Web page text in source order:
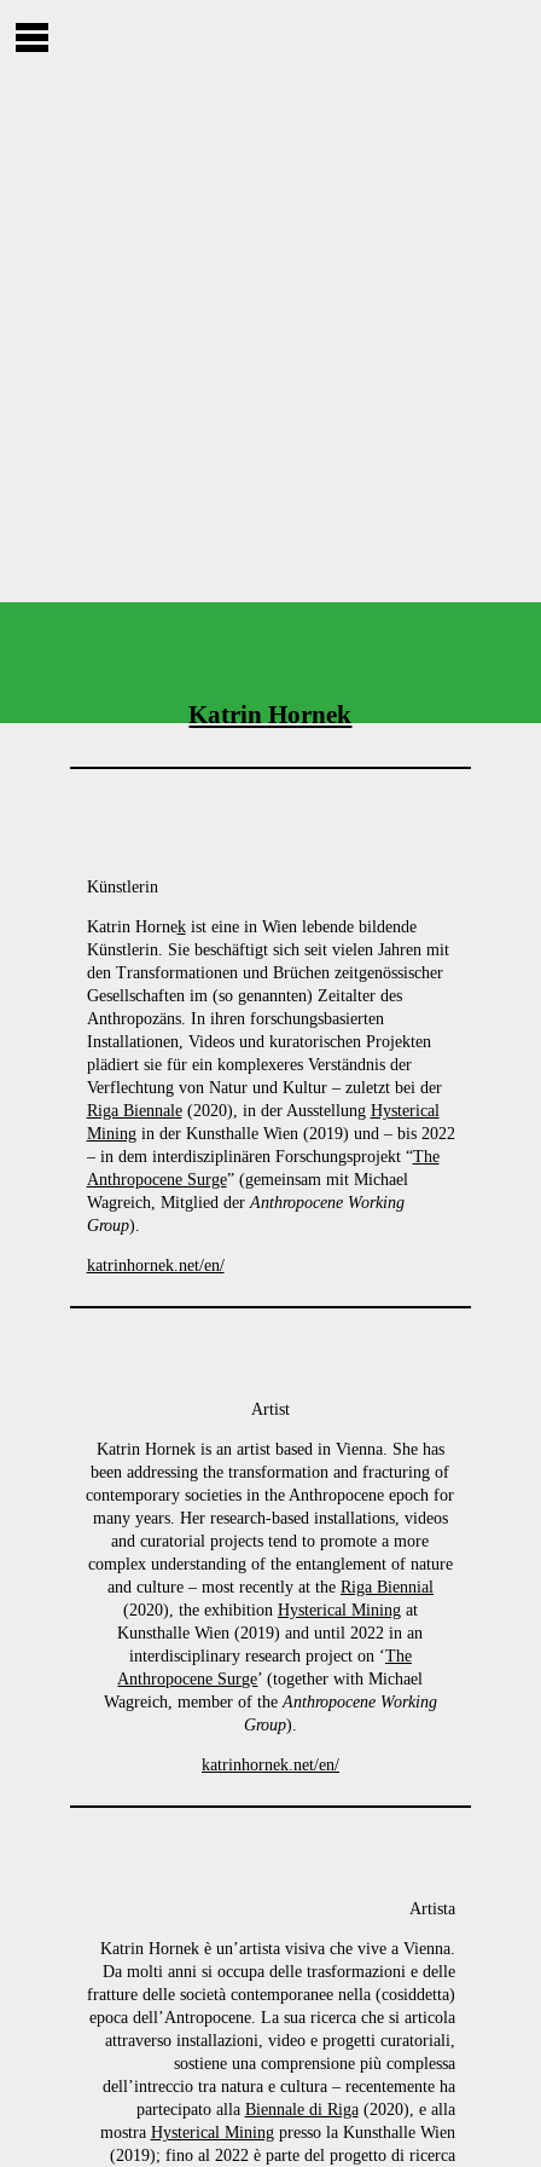
Katrin Hornek
Künstlerin
Katrin Hornekist eine in Wien lebende bildende
Künstlerin. Sie beschäftigt sich seit vielen Jahren mit
den Transformationen und Brüchen zeitgenössischer
Gesellschaften im (so genannten) Zeitalter des
Anthropozäns. In ihren forschungsbasierten
Installationen, Videos und kuratorischen Projekten
plädiert sie für ein komplexeres Verständnis der
Verflechtung von Natur und Kultur – zuletzt bei der
Riga Biennale(2020), in der Ausstellung Hysterical
Miningin der Kunsthalle Wien (2019) und – bis 2022
– in dem interdisziplinären Forschungsprojekt “The
Anthropocene Surge” (gemeinsam mit Michael
Wagreich, Mitglied der Anthropocene Working
Group).
katrinhornek.net/en/
Artist
Katrin Hornek is an artist based in Vienna. She has
been addressing the transformation and fracturing of
contemporary societies in the Anthropocene epoch for
many years. Her research-based installations, videos
and curatorial projects tend to promote a more
complex understanding of the entanglement of nature
and culture – most recently at the Riga Biennial
(2020), the exhibition Hysterical Miningat
Kunsthalle Wien (2019) and until 2022 in an
interdisciplinary research project on ‘The
Anthropocene Surge’ (together with Michael
Wagreich, member of the Anthropocene Working
Group).
katrinhornek.net/en/
Artista
Katrin Hornek è un’artista visiva che vive a Vienna.
Da molti anni si occupa delle trasformazioni e delle
fratture delle società contemporanee nella (cosiddetta)
epoca dell’Antropocene. La sua ricerca che si articola
attraverso installazioni, video e progetti curatoriali,
sostiene una comprensione più complessa
dell’intreccio tra natura e cultura – recentemente ha
partecipato alla Biennale di Riga(2020), e alla
mostra Hysterical Miningpresso la Kunsthalle Wien
(2019); fino al 2022 è parte del progetto di ricerca